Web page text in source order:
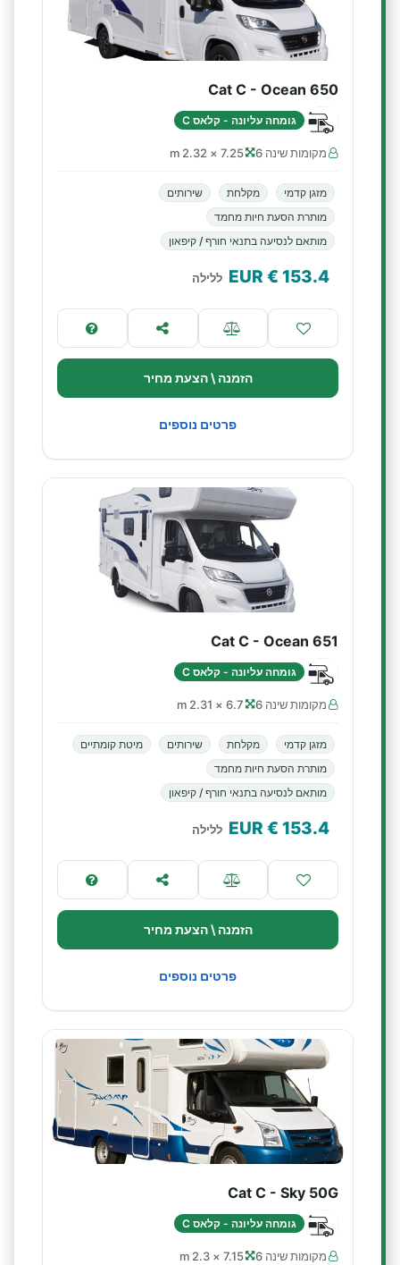
Cat C - Ocean 650
גומחה עליונה - קלאס C
מקומות שינה 6 7.25 × 2.32 m
מזגן קדמי מקלחת
שירותים
מותרת הסעת חיות מחמד
מותאם לנסיעה בתנאי חורף / קיפאון
153.4
€ EUR ללילה
הזמנה \ הצעת מחיר
פרטים נוספים
Cat C - Ocean 651
גומחה עליונה - קלאס C
מקומות שינה 6 6.7 × 2.31 m
מזגן קדמי מקלחת שירותים
מיטת קומתיים
מותרת הסעת חיות מחמד
מותאם לנסיעה בתנאי חורף / קיפאון
153.4
€ EUR ללילה
הזמנה \ הצעת מחיר
פרטים נוספים
Cat C - Sky 50G
גומחה עליונה - קלאס C
מקומות שינה 6 7.15 × 2.3 m